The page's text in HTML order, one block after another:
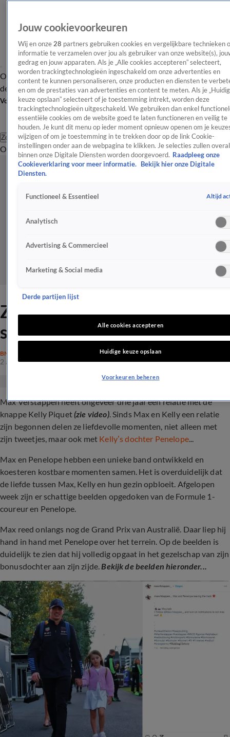
OverzichtAfleveringen Entertainment TV Algemeen
Tip
de redactieNieuwsbrief
Volg Shownieuws
Zoeken
OverzichtEntertainmentSpraakmakendRealityCrimeVideo's
ZIEN: Max Verstappen
straalt met bonusdochter
BN'ERS
2 apr 2024, 13:22
Max Verstappen heeft ongeveer drie jaar een relatie met de
knappe Kelly Piquet(zie video). Sinds Max en Kelly een relatie
zijn begonnen delen ze liefdevolle momenten, niet alleen met
zijn tweetjes, maar ook met Kelly’s dochter Penelope...
Max en Penelope hebben een unieke band ontwikkeld en
koesteren kostbare momenten samen. Het is overduidelijk dat
de liefde tussen Max, Kelly en hun gezin opbloeit. Afgelopen
week zijn er schattige beelden opgedoken van de Formule 1-
coureur en Penelope.
Max reed onlangs nog de Grand Prix van Australië. Daar liep hij
hand in hand met Penelope over het terrein. Op de beelden is
duidelijk te zien dat hij volledig opgaat in het gezelschap van zijn
bonusdochter aan zijn zijde.Bekijk de beelden hieronder...
Jouw cookievoorkeuren
Wij en onze 28 partners gebruiken cookies en vergelijkbare technieken
informatie te verzamelen over jou als gebruiker van onze website(s),
gedrag en jouw apparaten. Als je „Alle cookies accepteren” selecteert,
worden trackingtechnologieën ingeschakeld om onze advertenties en
content te kunnen personaliseren, onze producten en diensten te
en om de prestaties van advertenties en content te meten. Als je
keuze opslaan” selecteert of je toestemming intrekt, worden deze
trackingtechnologieën uitgeschakeld. We gebruiken dan enkel
essentiële cookies om de website goed te laten functioneren en veilig te
houden. Je kunt dit menu op ieder moment opnieuw openen om je
wijzigen of om je toestemming in te trekken door op de link Cookie-
instellingen onder aan de webpagina te klikken. Je selecties zullen overal
binnen onze Digitale Diensten worden doorgevoerd. Raadpleeg onze
Cookieverklaring voor meer informatie.
Bekijk hier onze Digitale
Diensten.
Functioneel & Essentieel Altijd
Analytisch
Advertising & Commercieel
Marketing & Social media
Derde partijen lijst
Alle cookies accepteren
Huidige keuze opslaan
Voorkeuren beheren